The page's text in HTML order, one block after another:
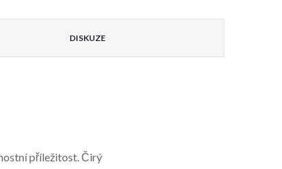
DISKUZE
příležitost. Čirý